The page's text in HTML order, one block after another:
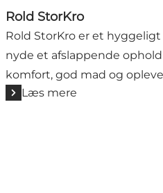
Rold StorKro
Rold StorKro er et
nyde et afslappende
komfort, god mad og
Læs mere